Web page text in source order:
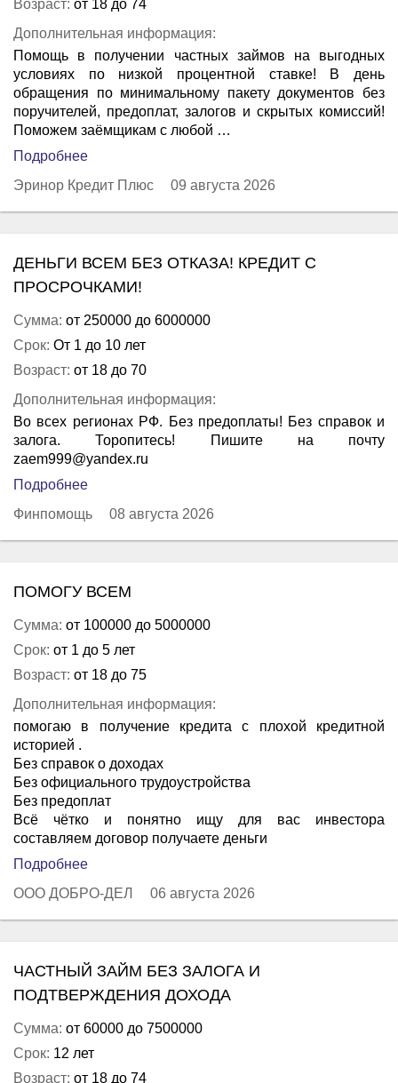
Возраст: от 18 до 74
Дополнительная информация:
Помощь в получении частных займов на выгодных
условиях по низкой процентной ставке! В день
обращения по минимальному пакету документов без
поручителей, предоплат, залогов и скрытых комиссий!
Поможем заёмщикам с любой …
Подробнее
Эринор Кредит Плюс
09 августа 2026
ДЕНЬГИ ВСЕМ БЕЗ ОТКАЗА! КРЕДИТ С
ПРОСРОЧКАМИ!
Сумма: от 250000 до 6000000
Срок: От 1 до 10 лет
Возраст: от 18 до 70
Дополнительная информация:
Во всех регионах РФ. Без предоплаты! Без справок и
залога. Торопитесь! Пишите на почту
zaem999@yandex.ru
Подробнее
Финпомощь
08 августа 2026
ПОМОГУ ВСЕМ
Сумма: от 100000 до 5000000
Срок: от 1 до 5 лет
Возраст: от 18 до 75
Дополнительная информация:
помогаю в получение кредита с плохой кредитной
историей .
Без справок о доходах
Без официального трудоустройства
Без предоплат
Всё чётко и понятно ищу для вас инвестора
составляем договор получаете деньги
Подробнее
ООО ДОБРО-ДЕЛ
06 августа 2026
ЧАСТНЫЙ ЗАЙМ БЕЗ ЗАЛОГА И
ПОДТВЕРЖДЕНИЯ ДОХОДА
Сумма: от 60000 до 7500000
Срок: 12 лет
Возраст: от 18 до 74